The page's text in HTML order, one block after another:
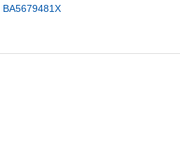
BA5679481X